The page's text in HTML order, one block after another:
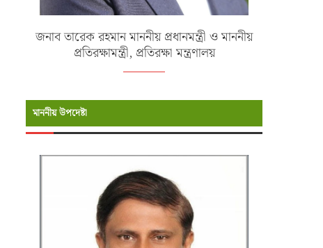
জনাব তারেক রহমান মাননীয় প্রধানমন্ত্রী ও মাননীয়
প্রতিরক্ষামন্ত্রী, প্রতিরক্ষা মন্ত্রণালয়
মাননীয় উপদেষ্টা